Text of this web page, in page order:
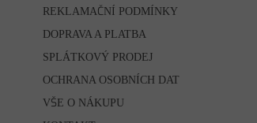
REKLAMAČNÍ PODMÍNKY
DOPRAVA A PLATBA
SPLÁTKOVÝ PRODEJ
OCHRANA OSOBNÍCH DAT
VŠE O NÁKUPU